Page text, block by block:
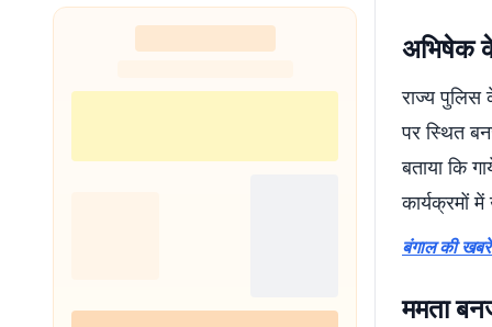
अभिषेक
राज्य पुलिस
पर स्थित
बताया कि
कार्यक्रमों
बंगाल की
ममता